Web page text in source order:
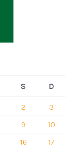
S D
2
3
9
10
16
17